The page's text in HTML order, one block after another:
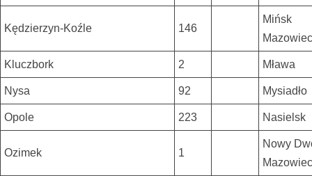
Kędzierzyn-Koźle 146
Mińsk
Kluczbork 2 Mława
Nysa 92 Mysiadło
Opole 223 Nasielsk
Ozimek 1
Nowy